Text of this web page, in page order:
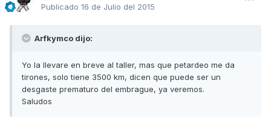
Publicado 16 de Julio del 2015
Arfkymco dijo:
Yo la llevare en breve al taller, mas que petardeo me da
tirones, solo tiene 3500 km, dicen que puede ser un
desgaste prematuro del embrague, ya veremos.
Saludos